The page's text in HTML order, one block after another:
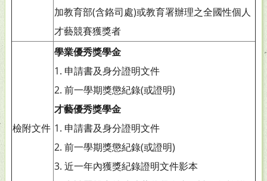
加教育部(含鉻司處)或教育署辦理之全國性個人
才藝競賽獲獎者
檢附文件
學業優秀獎學金
1. 申請書及身分證明文件
2. 前一學期獎懲紀錄(或證明)
才藝優秀獎學金
1. 申請書及身分證明文件
2. 前一學期獎懲紀錄(或證明)
3. 近一年內獲獎紀錄證明文件影本